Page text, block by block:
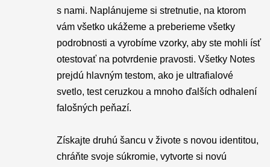
s nami. Naplánujeme si stretnutie, na ktorom
vám všetko ukážeme a preberieme všetky
podrobnosti a vyrobíme vzorky, aby ste mohli ísť
otestovať na potvrdenie pravosti. Všetky Notes
prejdú hlavným testom, ako je ultrafialové
svetlo, test ceruzkou a mnoho ďalších odhalení
falošných peňazí.
Získajte druhú šancu v živote s novou identitou,
chráňte svoje súkromie, vytvorte si novú